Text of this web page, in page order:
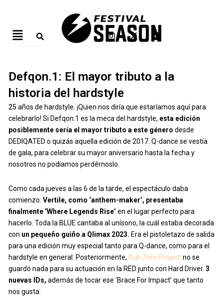
contenido
Menú
I
n
g
a
m
X
-
t
t
T
e
r
a
Defqon.1: El mayor tributo a la
historia del hardstyle
25 años de hardstyle. ¡Quien nos diría que estaríamos aquí para
celebrarlo! Si Defqon.1 es la meca del hardstyle, esta edición
posiblemente sería el mayor tributo a este género desde
DEDIQATED o quizás aquella edición de 2017. Q-dance se vestía
de gala, para celebrar su mayor aniversario hasta la fecha y
nosotros no podíamos perdérnoslo.
Como cada jueves a las 6 de la tarde, el espectáculo daba
comienzo. Vertile, como ‘anthem-maker’, presentaba
finalmente ‘Where Legends Rise’ en el lugar perfecto para
hacerlo. Toda la BLUE cantaba al unísono, la cuál estaba decorada
con un pequeño guiño a Qlimax 2023. Era el pistoletazo de salida
para una edición muy especial tanto para Q-dance, como para el
hardstyle en general. Posteriormente, Sub Zero Projectno se
guardó nada para su actuación en la RED junto con Hard Driver. 3
nuevas IDs, además de tocar ese ‘Brace For Impact’ que tanto
nos gusta.